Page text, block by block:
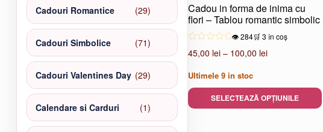
Cadou in forma de inima cu
flori – Tablou romantic simbolic
👁️ 284🛒 3 în coș
45,00 lei – 100,00 leiInterval
până
Ultimele 9in stoc
SELECTEAZĂ OPȚIUNILE
Cadouri Romantice
2929
de
produse
Cadouri Simbolice 7171
de
produse
Cadouri Valentines Day 2929
de
produse
Calendare si Carduri 11
produs